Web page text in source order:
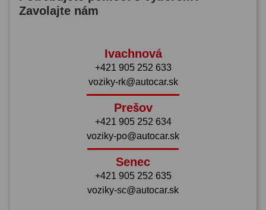
Zavolajte nám
Ivachnová
+421 905 252 633
voziky-rk@autocar.sk
Prešov
+421 905 252 634
voziky-po@autocar.sk
Senec
+421 905 252 635
voziky-sc@autocar.sk